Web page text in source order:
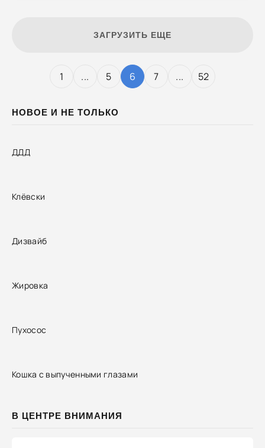
НОВОЕ И НЕ ТОЛЬКО
ДДД
Клёвски
Дизвайб
Жировка
Пухосос
Кошка с выпученными глазами
В ЦЕНТРЕ ВНИМАНИЯ
ЗАГРУЗИТЬ ЕЩЕ
1 ... 5 6 7 ... 52